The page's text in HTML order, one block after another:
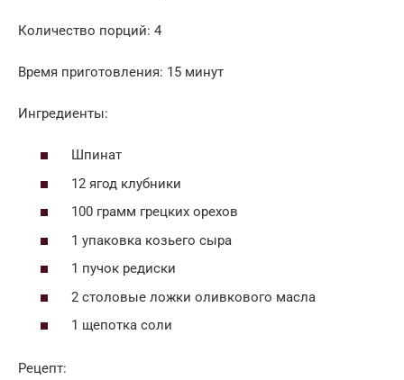
Количество порций: 4
Время приготовления: 15 минут
Ингредиенты:
Шпинат
12 ягод клубники
100 грамм грецких орехов
1 упаковка козьего сыра
1 пучок редиски
2 столовые ложки оливкового масла
1 щепотка соли
Рецепт: